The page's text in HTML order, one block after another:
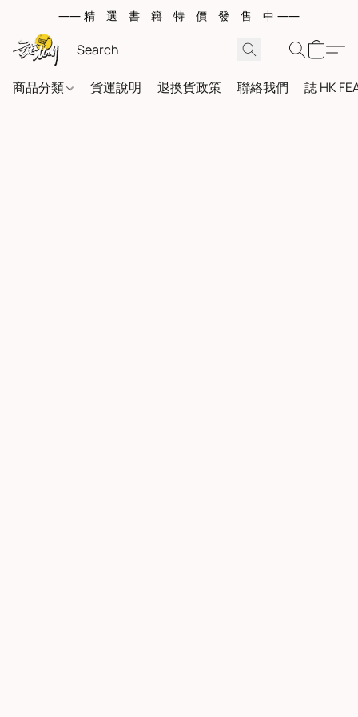
—— 精 選 書 籍 特 價 發 售 中 ——
商品分類 貨運說明 退換貨政策 聯絡我們 誌 HK